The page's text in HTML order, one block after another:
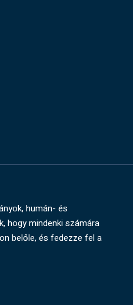
humán- és
hogy mindenki számára
belőle, és fedezze fel a